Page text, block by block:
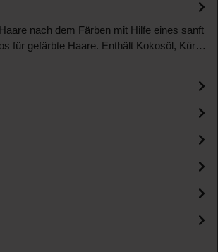
nach dem Färben mit Hilfe eines sanft
für gefärbte Haare. Enthält Kokosöl, Kür…